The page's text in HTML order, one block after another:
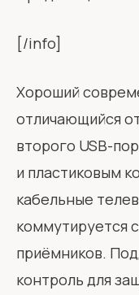
[/info]
Хороший
отличающийся
второго USB-
и пластиковым
кабельные
коммутируется
приёмников.
контроль для